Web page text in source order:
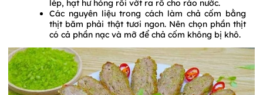
lép, hạt hư hỏng rồi vớt ra rổ cho ráo nước.
Các nguyên liệu trong cách làm chả cốm bằng
thịt băm phải thật tươi ngon. Nên chọn phần thịt
có cả phần nạc và mỡ để chả cốm không bị khô.